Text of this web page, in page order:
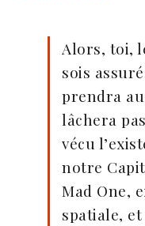
Alors, toi,
sois
prendra
lâchera
vécu
notre
Mad One,
spatiale,